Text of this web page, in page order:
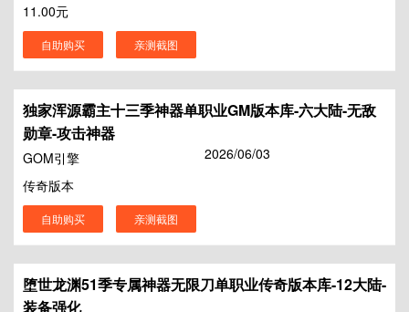
11.00元
自助购买 亲测截图
独家浑源霸主十三季神器单职业GM版本库-六大陆-无敌
勋章-攻击神器
GOM引擎
2026/06/03
传奇版本
自助购买 亲测截图
堕世龙渊51季专属神器无限刀单职业传奇版本库-12大陆-
装备强化